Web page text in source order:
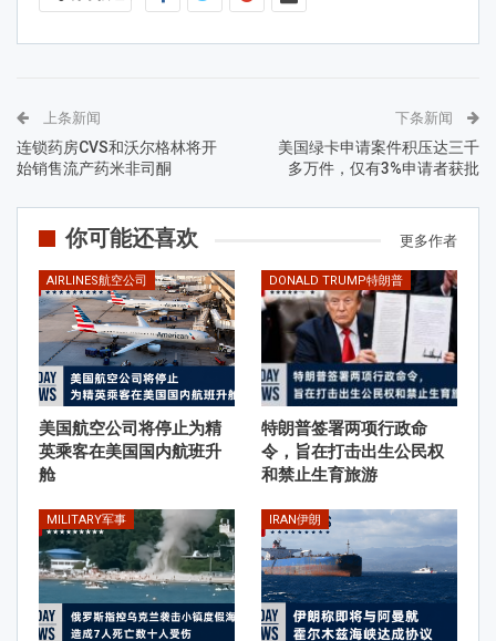
上条新闻
连锁药房CVS和沃尔格林将开
始销售流产药米非司酮
下条新闻
美国绿卡申请案件积压达三千
多万件，仅有3%申请者获批
你可能还喜欢 更多作者
AIRLINES航空公司
美国航空公司将停止为精
英乘客在美国国内航班升
舱
DONALD TRUMP特朗普
特朗普签署两项行政命
令，旨在打击出生公民权
和禁止生育旅游
MILITARY军事 IRAN伊朗